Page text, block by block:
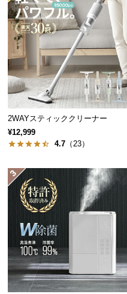
開
梱
設
置
サ
ー
ビ
ス
に
つ
搬
経
路
に
つ
い
2WAYスティッククリーナー
¥12,999
4.7 （23）